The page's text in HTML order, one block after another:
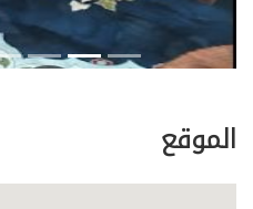
الموقع